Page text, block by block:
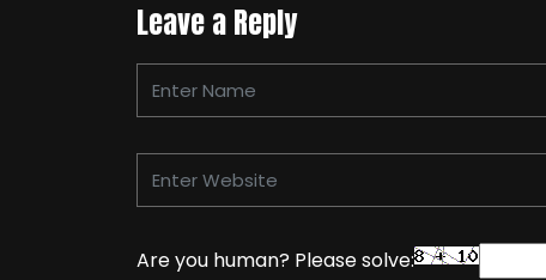
Leave a Reply
Are you human? Please solve: